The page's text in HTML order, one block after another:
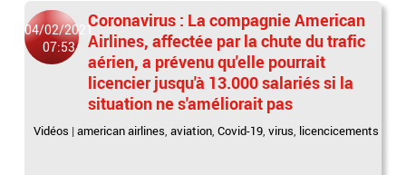
04/02/2021
07:53
Coronavirus : La compagnie American
Airlines, affectée par la chute du trafic
aérien, a prévenu qu'elle pourrait
licencier jusqu'à 13.000 salariés si la
situation ne s'améliorait pas
Vidéos |american airlines,aviation,Covid-19,virus, licencicements